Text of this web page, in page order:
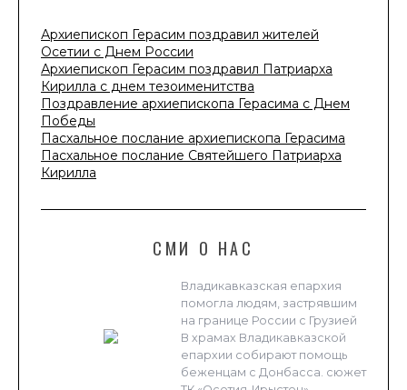
Архиепископ Герасим поздравил жителей
Осетии с Днем России
Архиепископ Герасим поздравил Патриарха
Кирилла с днем тезоименитства
Поздравление архиепископа Герасима с Днем
Победы
Пасхальное послание архиепископа Герасима
Пасхальное послание Святейшего Патриарха
Кирилла
СМИ О НАС
Владикавказская епархия
помогла людям, застрявшим
на границе России с Грузией
В храмах Владикавказской
епархии собирают помощь
беженцам с Донбасса. сюжет